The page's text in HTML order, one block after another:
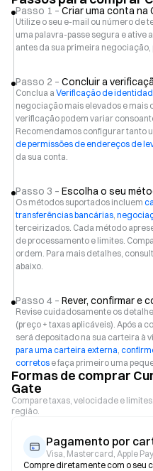
Passo 1 –Criar uma conta na
Utilize o seu e-mail ou número de
uma palavra-passe segura e ative a
antes da sua primeira
Passo 2 – Concluir a
Conclua a Verificação de
negociação mais elevados e mais
verificação podem variar
Recomendamos configurar tanto
de permissões de endereços de
da sua conta.
Passo 3 – Escolha o seu
Os métodos suportados incluem
transferências bancárias,
terceirizados. Cada método
de processamento e limites.
ordem. Para mais detalhes,
abaixo.
Passo 4 – Rever, confirmar e
Revise cuidadosamente os
(preço + taxas aplicáveis). Após a
será depositado na sua carteira à
para uma carteira externa,
corretos e faça primeiro uma
Formas de comprar
Gate
Compare taxas, velocidade e
região.
Pagamento por
Visa, Mastercard, Apple Pay
Compre diretamente com o seu